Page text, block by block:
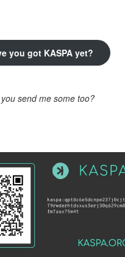
you got KASPA yet?
you send me some too?